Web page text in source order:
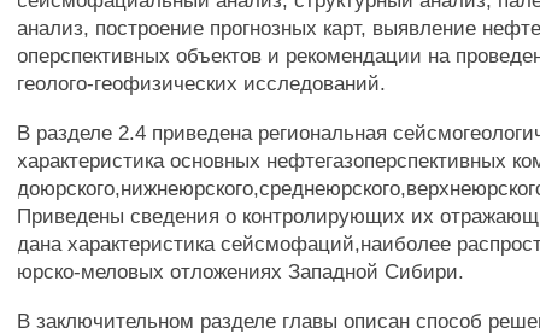
анализ, построение прогнозных карт, выявление
оперспективных объектов и рекомендации на
геолого-геофизических исследований.
В разделе 2.4 приведена региональная
характеристика основных нефтегазоперспективных
Приведены сведения о контролирующих их
дана характеристика сейсмофаций,наиболее
юрско-меловых отложениях Западной Сибири.
В заключительном разделе главы описан способ